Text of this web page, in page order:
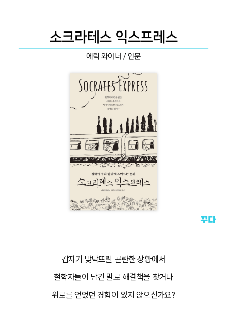
갑자기 맞닥뜨린 곤란한 상황에서
철학자들이 남긴 말로 해결책을 찾거나
위로를 얻었던 경험이 있지 않으신가요?